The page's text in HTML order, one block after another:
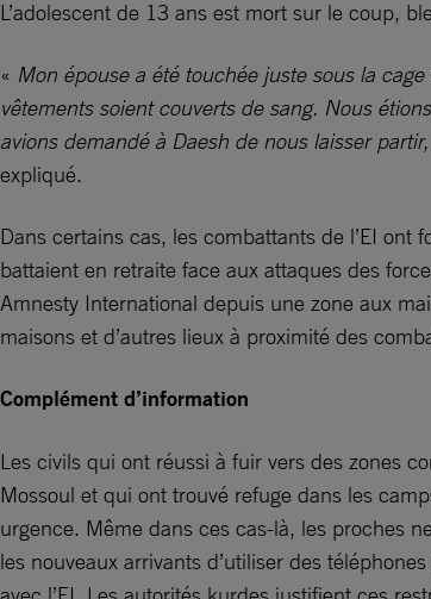
L’adolescent de 13 ans est mort sur le coup,
« Mon épouse a été touchée juste sous la
vêtements soient couverts de sang. Nous
avions demandé à Daesh de nous laisser
expliqué.
Dans certains cas, les combattants de l’EI ont
battaient en retraite face aux attaques des
Amnesty International depuis une zone aux
maisons et d’autres lieux à proximité des
Complément d’information
Les civils qui ont réussi à fuir vers des zones
Mossoul et qui ont trouvé refuge dans les
urgence. Même dans ces cas-là, les proches
les nouveaux arrivants d’utiliser des